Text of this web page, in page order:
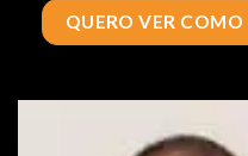
QUERO VER